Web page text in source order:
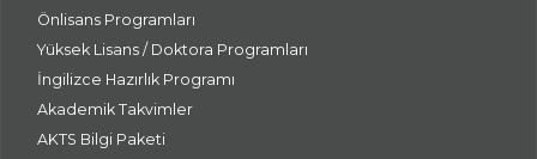
Önlisans Programları
Yüksek Lisans / Doktora Programları
İngilizce Hazırlık Programı
Akademik Takvimler
AKTS Bilgi Paketi